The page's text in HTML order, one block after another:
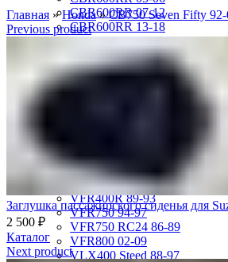
CBR600RR 07-12
CBR600RR 13-18
CBR750F Hurricane 87-89
CBR929RR 00-01
CBR954RR 02-03
GL1500 Gold Wing 88-00
ST1100 Pan European 90-02
VF1000R 84-86
VF750 Super Magna 87-89
VF750F Interceptor 82-85
VFR400R 89-93
VFR750 94-97
VFR750 RC24 86-89
VFR800 02-09
VLX400 Steed 88-97
Главная »Honda»CB750 Seven Fifty 92-
Previous product
Заглушка пассажирского сиденья для
2 500 ₽
Каталог
Next product